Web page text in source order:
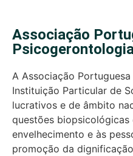
Associação
A Associação
Instituição Particular de
lucrativos e de âmbito
questões biopsicológicas
envelhecimento e às
promoção da